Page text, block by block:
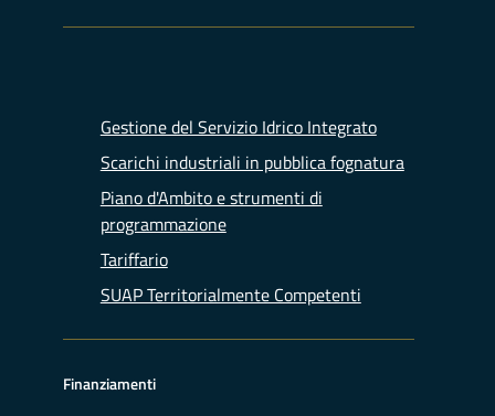
Gestione del Servizio Idrico Integrato
Scarichi industriali in pubblica fognatura
Piano d'Ambito e strumenti di
programmazione
Tariffario
SUAP Territorialmente Competenti
Finanziamenti